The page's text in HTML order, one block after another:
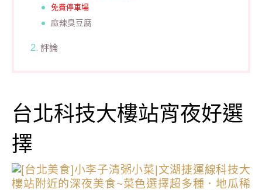
免費停車場
麻辣臭豆腐
評論
台北科技大樓站宵夜好選
擇